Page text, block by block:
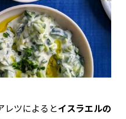
レツによるとイスラエルの